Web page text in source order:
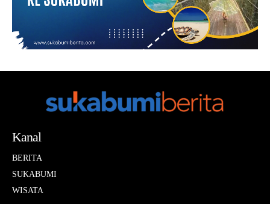
Kanal
BERITA
SUKABUMI
WISATA